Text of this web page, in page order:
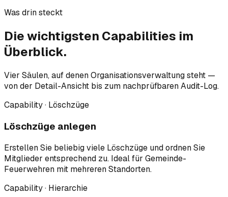
Was drin steckt
Die wichtigsten Capabilities im
Überblick.
Vier Säulen, auf denen Organisationsverwaltung steht —
von der Detail-Ansicht bis zum nachprüfbaren Audit-Log.
Capability · Löschzüge
Löschzüge anlegen
Erstellen Sie beliebig viele Löschzüge und ordnen Sie
Mitglieder entsprechend zu. Ideal für Gemeinde-
Feuerwehren mit mehreren Standorten.
Capability · Hierarchie